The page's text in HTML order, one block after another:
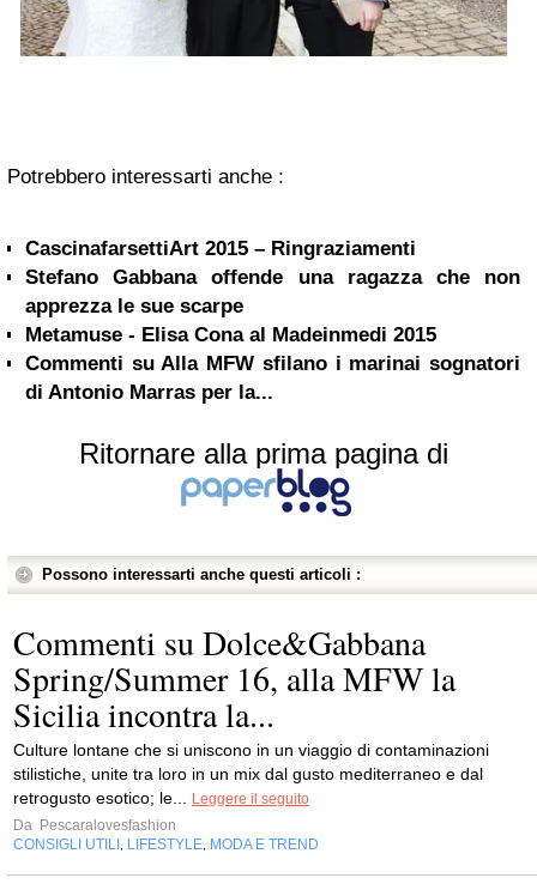
Potrebbero interessarti anche :
CascinafarsettiArt 2015 – Ringraziamenti
Stefano Gabbana offende una ragazza che non
apprezza le sue scarpe
Metamuse - Elisa Cona al Madeinmedi 2015
Commenti su Alla MFW sfilano i marinai sognatori
di Antonio Marras per la...
Ritornare alla prima pagina di
Possono interessarti anche questi articoli :
Commenti su Dolce&Gabbana
Spring/Summer 16, alla MFW la
Sicilia incontra la...
Culture lontane che si uniscono in un viaggio di contaminazioni
stilistiche, unite tra loro in un mix dal gusto mediterraneo e dal
retrogusto esotico; le... Leggere il seguito
Da Pescaralovesfashion
CONSIGLI UTILI , LIFESTYLE, MODA E TREND